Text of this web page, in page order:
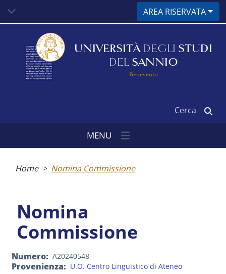
contenuto
AREA RISERVATA
UNIVERSITÀ DEGLI STUDI
DEL SANNIO
Benevento
MENU
Home Nomina Commissione
Nomina
Commissione
Numero A20240548
Provenienza U.O. Centro Linguistico di Ateneo